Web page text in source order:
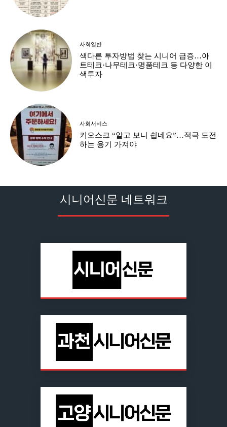
사회일반
색다른 투자방법 찾는 시니어 급증…아
트테크·나무테크·명품테크 등 다양한 이
색투자
사회서비스
키오스크 “알고 보니 쉽네요”…적극 도전
하는 용기 가져야
시니어신문 네트워크